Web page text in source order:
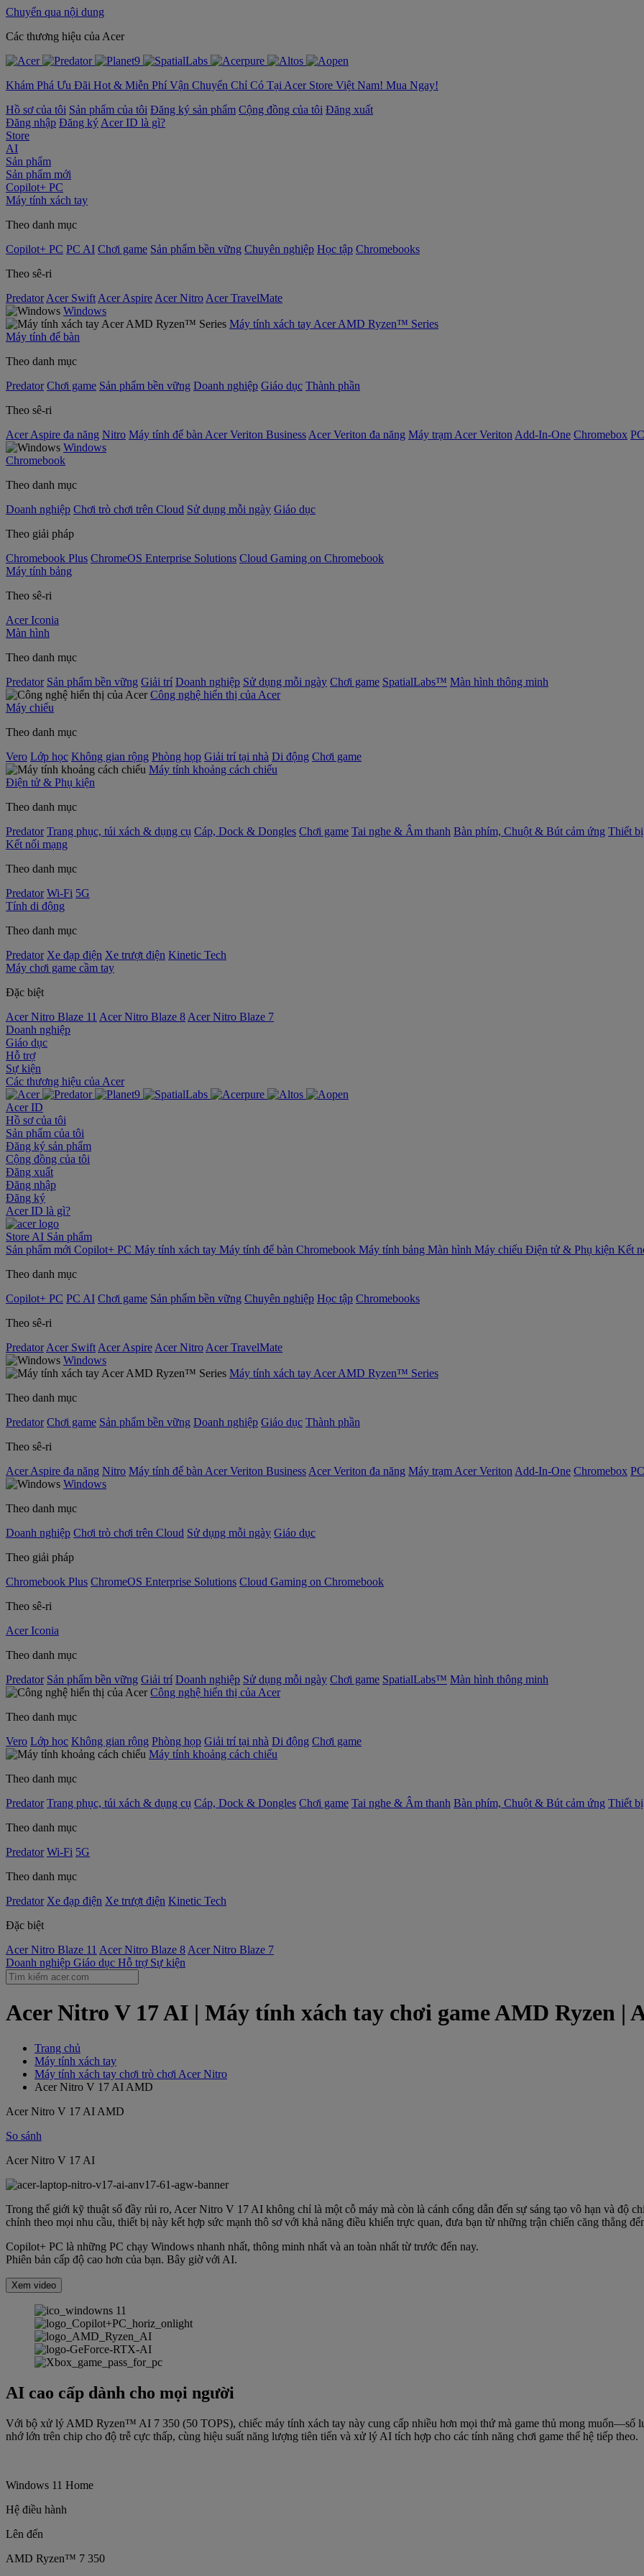
Chuyển qua nội dung
‌Các thương hiệu của Acer
Khám Phá Ưu Đãi Hot & Miễn Phí Vận Chuyển Chỉ Có Tại Acer Store Việt Nam! Mua Ngay!
Hồ sơ của tôi Sản phẩm của tôi Đăng ký sản phẩm Cộng đồng của tôi Đăng xuất
Đăng nhập Đăng ký Acer ID là gì?
Store
AI
Sản phẩm
Sản phẩm mới
Copilot+ PC
Máy tính xách tay
Theo danh mục
Copilot+ PC PC AI Chơi game Sản phẩm bền vững Chuyên nghiệp Học tập Chromebooks
Theo sê-ri
Predator Acer Swift Acer Aspire Acer Nitro Acer TravelMate
Windows
Máy tính xách tay Acer AMD Ryzen™ Series
Máy tính để bàn
Theo danh mục
Predator Chơi game Sản phẩm bền vững Doanh nghiệp Giáo dục Thành phần
Theo sê-ri
Acer Aspire đa năng Nitro Máy tính để bàn Acer Veriton Business Acer Veriton đa năng Máy trạm Acer Veriton Add-In-One Chromebox
Windows
Chromebook
Theo danh mục
Doanh nghiệp Chơi trò chơi trên Cloud Sử dụng mỗi ngày Giáo dục
Theo giải pháp
Chromebook Plus ChromeOS Enterprise Solutions Cloud Gaming on Chromebook
Máy tính bảng
Theo sê-ri
Acer Iconia
Màn hình
Theo danh mục
Predator Sản phẩm bền vững Giải trí Doanh nghiệp Sử dụng mỗi ngày Chơi game SpatialLabs™ Màn hình thông minh
Công nghệ hiển thị của Acer
Máy chiếu
Theo danh mục
Vero Lớp học Không gian rộng Phòng họp Giải trí tại nhà Di động Chơi game
Máy tính khoảng cách chiếu
Điện tử & Phụ kiện
Theo danh mục
Predator Trang phục, túi xách & dụng cụ Cáp, Dock & Dongles Chơi game Tai nghe & Âm thanh Bàn phím, Chuột & Bút cảm ứng Thiết
Kết nối mạng
Theo danh mục
Predator Wi-Fi 5G
Tính di động
Theo danh mục
Predator Xe đạp điện Xe trượt điện Kinetic Tech
Máy chơi game cầm tay
Đặc biệt
Acer Nitro Blaze 11 Acer Nitro Blaze 8 Acer Nitro Blaze 7
Doanh nghiệp
Giáo dục
Hỗ trợ
Sự kiện
‌Các thương hiệu của Acer
Acer ID
Hồ sơ của tôi
Sản phẩm của tôi
Đăng ký sản phẩm
Cộng đồng của tôi
Đăng xuất
Đăng nhập
Đăng ký
Acer ID là gì?
Store AI Sản phẩm
Sản phẩm mới Copilot+ PC Máy tính xách tay Máy tính để bàn Chromebook Máy tính bảng Màn hình Máy chiếu Điện tử & Phụ kiện Kết
Theo danh mục
Copilot+ PC PC AI Chơi game Sản phẩm bền vững Chuyên nghiệp Học tập Chromebooks
Theo sê-ri
Predator Acer Swift Acer Aspire Acer Nitro Acer TravelMate
Windows
Máy tính xách tay Acer AMD Ryzen™ Series
Theo danh mục
Predator Chơi game Sản phẩm bền vững Doanh nghiệp Giáo dục Thành phần
Theo sê-ri
Acer Aspire đa năng Nitro Máy tính để bàn Acer Veriton Business Acer Veriton đa năng Máy trạm Acer Veriton Add-In-One Chromebox
Windows
Theo danh mục
Doanh nghiệp Chơi trò chơi trên Cloud Sử dụng mỗi ngày Giáo dục
Theo giải pháp
Chromebook Plus ChromeOS Enterprise Solutions Cloud Gaming on Chromebook
Theo sê-ri
Acer Iconia
Theo danh mục
Predator Sản phẩm bền vững Giải trí Doanh nghiệp Sử dụng mỗi ngày Chơi game SpatialLabs™ Màn hình thông minh
Công nghệ hiển thị của Acer
Theo danh mục
Vero Lớp học Không gian rộng Phòng họp Giải trí tại nhà Di động Chơi game
Máy tính khoảng cách chiếu
Theo danh mục
Predator Trang phục, túi xách & dụng cụ Cáp, Dock & Dongles Chơi game Tai nghe & Âm thanh Bàn phím, Chuột & Bút cảm ứng Thiết
Theo danh mục
Predator Wi-Fi 5G
Theo danh mục
Predator Xe đạp điện Xe trượt điện Kinetic Tech
Đặc biệt
Acer Nitro Blaze 11 Acer Nitro Blaze 8 Acer Nitro Blaze 7
Doanh nghiệp Giáo dục Hỗ trợ Sự kiện
Acer Nitro V 17 AI | Máy tính xách tay chơi game AMD Ryzen |
Trang chủ
Máy tính xách tay
Máy tính xách tay chơi trò chơi Acer Nitro
Acer Nitro V 17 AI AMD
Acer Nitro V 17 AI AMD
So sánh
Acer Nitro V 17 AI
Trong thế giới kỹ thuật số đầy rủi ro, Acer Nitro V 17 AI không chỉ là một cỗ máy mà còn là cánh cổng dẫn đến sự sáng tạo vô hạn và độ
chỉnh theo mọi nhu cầu, thiết bị này kết hợp sức mạnh thô sơ với khả năng điều khiển trực quan, đưa bạn từ những trận chiến căng thẳng
Copilot+ PC là những PC chạy Windows nhanh nhất, thông minh nhất và an toàn nhất từ ​​trước đến nay.
Phiên bản cấp độ cao hơn của bạn. Bây giờ với AI.
Xem video
AI cao cấp dành cho mọi người
Với bộ xử lý AMD Ryzen™ AI 7 350 (50 TOPS), chiếc máy tính xách tay này cung cấp nhiều hơn mọi thứ mà game thủ mong muốn—số
nhớ lớn trên chip cho độ trễ cực thấp, cùng hiệu suất năng lượng tiên tiến và xử lý AI tích hợp cho các tính năng chơi game thế hệ tiếp theo.
Windows 11 Home
Hệ điều hành
Lên đến
AMD Ryzen™ 7 350